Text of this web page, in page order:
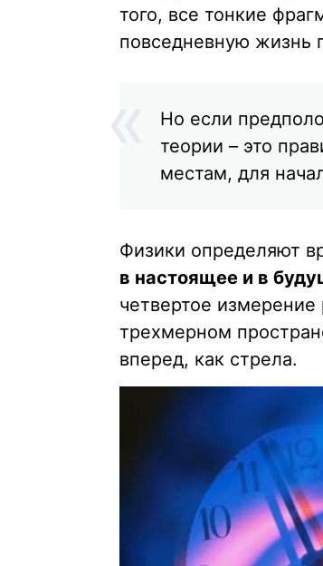
того, все тонкие
повседневную жизнь
Но если
теории – это
местам, для
Физики определяют
в настоящее и в
четвертое
трехмерном
вперед, как стрела.